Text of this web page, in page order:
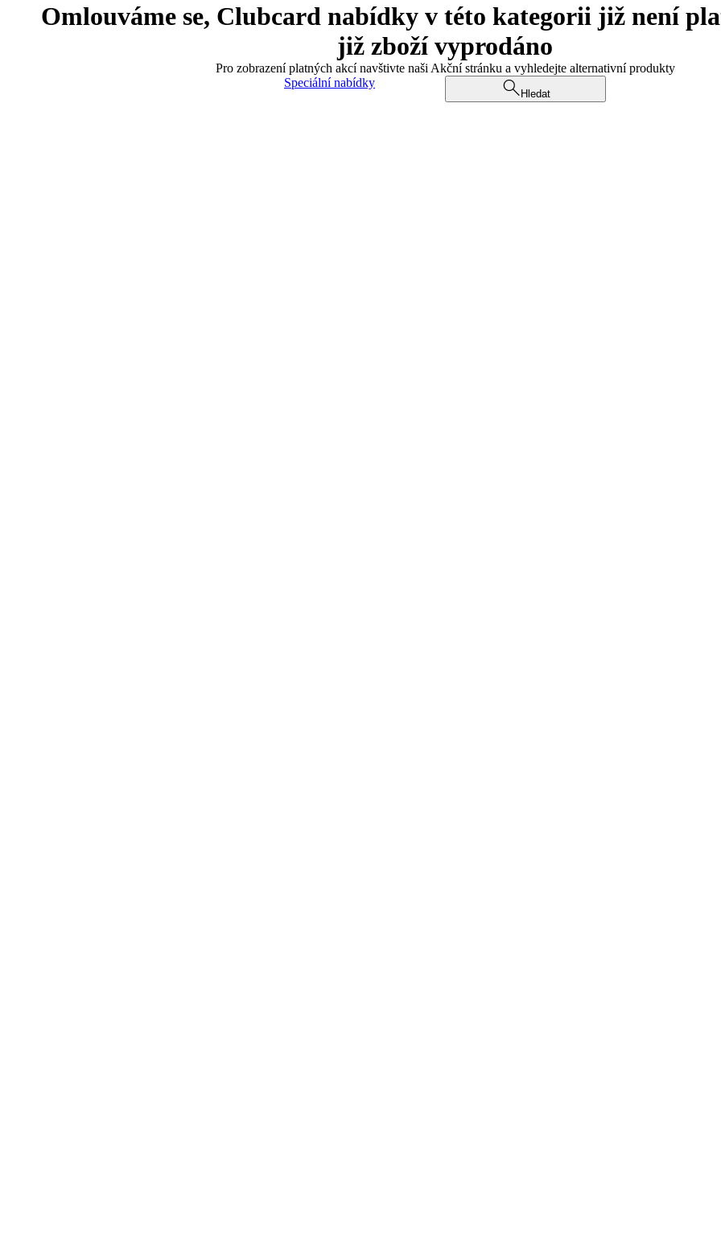
Omlouváme se, Clubcard nabídky v této kategorii již není
již zboží vyprodáno
Pro zobrazení platných akcí navštivte naši Akční stránku a vyhledejte alternativní produkty
Speciální nabídky
Hledat